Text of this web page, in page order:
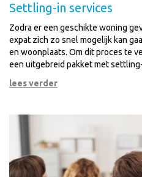
Settling-in services
Zodra er een geschikte woning
expat zich zo snel mogelijk kan
en woonplaats. Om dit proces te
een uitgebreid pakket met
lees verder